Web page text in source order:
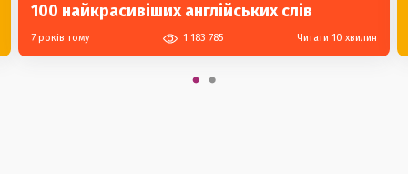
100 найкрасивіших англійських слів
7 років тому 1 183 785 Читати 10 хвилин